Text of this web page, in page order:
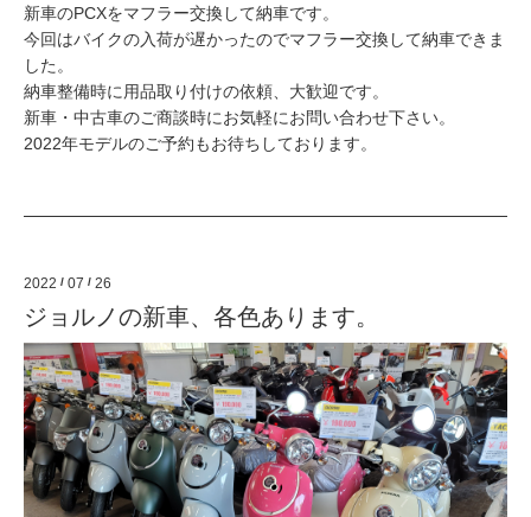
新車のPCXをマフラー交換して納車です。
今回はバイクの入荷が遅かったのでマフラー交換して納車できま
した。
納車整備時に用品取り付けの依頼、大歓迎です。
新車・中古車のご商談時にお気軽にお問い合わせ下さい。
2022年モデルのご予約もお待ちしております。
2022 / 07 / 26
ジョルノの新車、各色あります。